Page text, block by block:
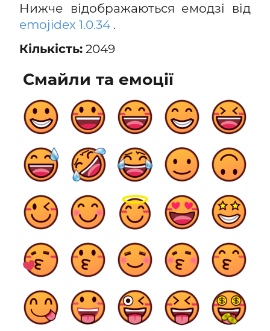
Нижче відображаються емодзі від
emojidex 1.0.34.
Кількість:2049
Смайли та емоції